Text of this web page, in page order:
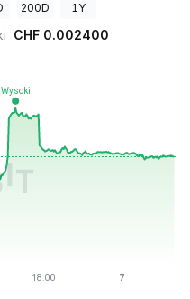
200D 1Y
CHF 0.002400